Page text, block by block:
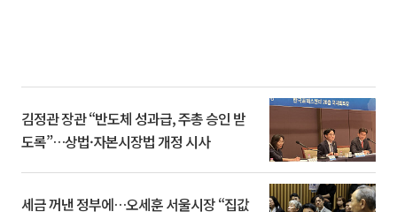
김정관 장관 “반도체 성과급, 주총 승인 받
도록”…상법·자본시장법 개정 시사
세금 꺼낸 정부에…오세훈 서울시장 “집값